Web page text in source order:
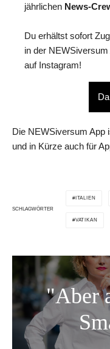
jährlichen News-
Du erhältst sofort
in der
auf Instagram!
Die NEWSiversum App
und in Kürze auch für
SCHLAGWÖRTER
ITALIEN
VATIKAN
"Aber